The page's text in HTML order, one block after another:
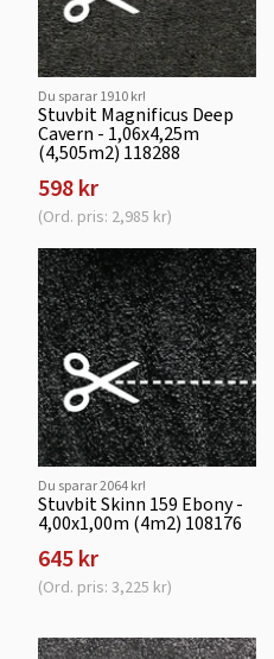
Du sparar 1910 kr!
Stuvbit Magnificus Deep
Cavern - 1,06x4,25m
(4,505m2) 118288
598 kr
(Ord. pris: 2,985 kr)
Du sparar 2064 kr!
Stuvbit Skinn 159 Ebony -
4,00x1,00m (4m2) 108176
645 kr
(Ord. pris: 3,225 kr)